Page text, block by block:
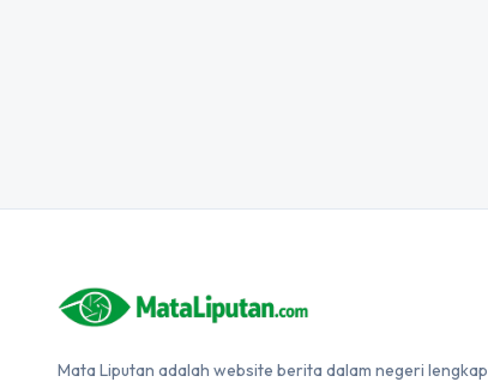
Mata Liputan adalah website berita dalam negeri lengkap